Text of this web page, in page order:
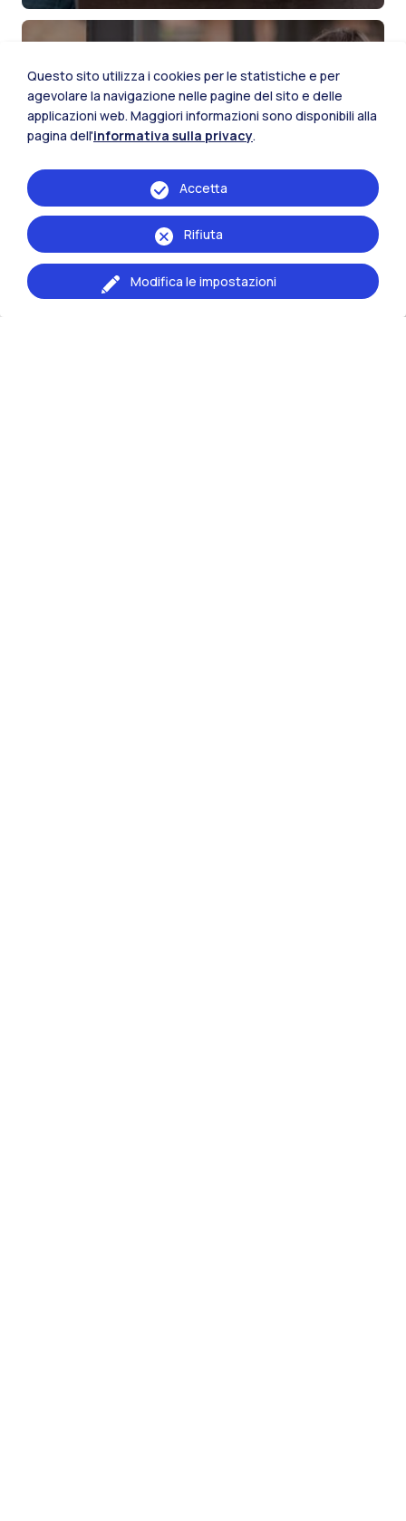
Borse di studio e premi di
laurea
Questo sito utilizza i cookies per le statistiche e per
agevolare la navigazione nelle pagine del sito e delle
applicazioni web. Maggiori informazioni sono disponibili alla
pagina dell'informativa sulla privacy.
Modifica le impostazioni
Rifiuta
Accetta